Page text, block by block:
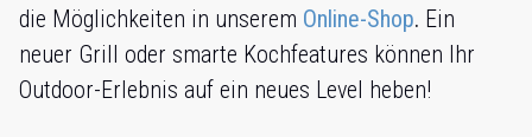
die Möglichkeiten in unserem Online-Shop. Ein
neuer Grill oder smarte Kochfeatures können Ihr
Outdoor-Erlebnis auf ein neues Level heben!